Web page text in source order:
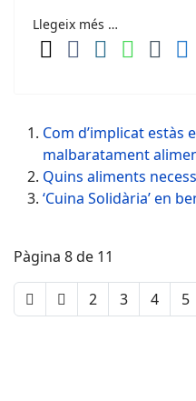
Llegeix més …
Com d’implicat estàs
malbaratament
Quins aliments
‘Cuina Solidària’ en
Pàgina 8 de 11
2 3 4 5